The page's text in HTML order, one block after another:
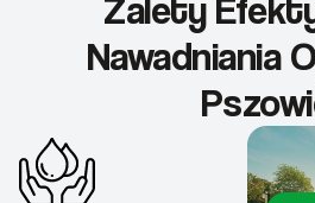
Zalety
Nawadniania